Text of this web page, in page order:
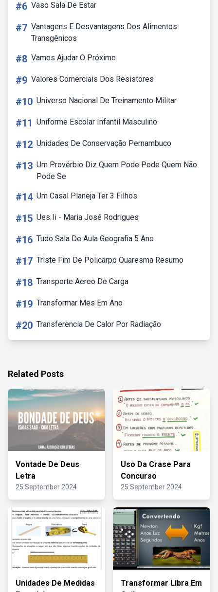
#6 Vaso Sala De Estar
#7 Vantagens E Desvantagens Dos Alimentos
Transgênicos
#8 Vamos Ajudar O Próximo
#9 Valores Comerciais Dos Resistores
#10 Universo Nacional De Treinamento Militar
#11 Uniforme Escolar Infantil Masculino
#12 Unidades De Conservação Pernambuco
#13 Um Provérbio Diz Quem Pode Pode Quem Não
Pode Se
#14 Um Casal Planeja Ter 3 Filhos
#15 Ues Ii - Maria José Rodrigues
#16 Tudo Sala De Aula Geografia 5 Ano
#17 Triste Fim De Policarpo Quaresma Resumo
#18 Transporte Aereo De Carga
#19 Transformar Mes Em Ano
#20 Transferencia De Calor Por Radiação
Related Posts
Vontade De Deus
Letra
25 September 2024
Uso Da Crase Para
Concurso
25 September 2024
Unidades De Medidas
Transformar Libra Em